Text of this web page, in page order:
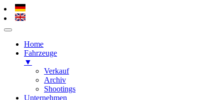
Home
Fahrzeuge
▼
Verkauf
Archiv
Shootings
Unternehmen